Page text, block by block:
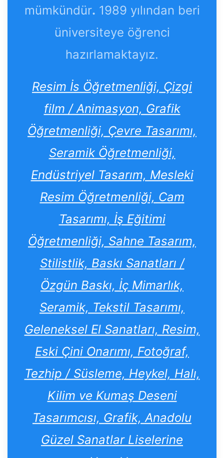
mümkündür. 1989 yılından beri
üniversiteye öğrenci
hazırlamaktayız.
Resim İs Öğretmenliği, Çizgi
film / Animasyon, Grafik
Öğretmenliği, Çevre Tasarımı,
Seramik Öğretmenliği,
Endüstriyel Tasarım, Mesleki
Resim Öğretmenliği, Cam
Tasarımı, İş Eğitimi
Öğretmenliği, Sahne Tasarım,
Stilistlik, Baskı Sanatları /
Özgün Baskı, İç Mimarlık,
Seramik, Tekstil Tasarımı,
Geleneksel El Sanatları, Resim,
Eski Çini Onarımı, Fotoğraf,
Tezhip / Süsleme, Heykel, Halı,
Kilim ve Kumaş Deseni
Tasarımcısı, Grafik, Anadolu
Güzel Sanatlar Liselerine